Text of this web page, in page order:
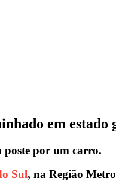
em estado
poste por um carro.
Sul, na Região